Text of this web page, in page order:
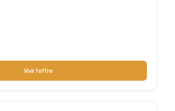
Voir l'offre